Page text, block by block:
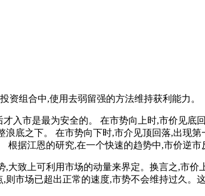
组合中,使用去弱留强的方法维持获利能力。
市是最为安全的。 在市势向上时,市价见底
底之下。 在市势向下时,市介见顶回落,出现
据江恩的研究,在一个快速的趋势中,市价逆
致上可利用市场的动量来界定。换言之,市价
市场已超出正常的速度,市势不会维持过久。